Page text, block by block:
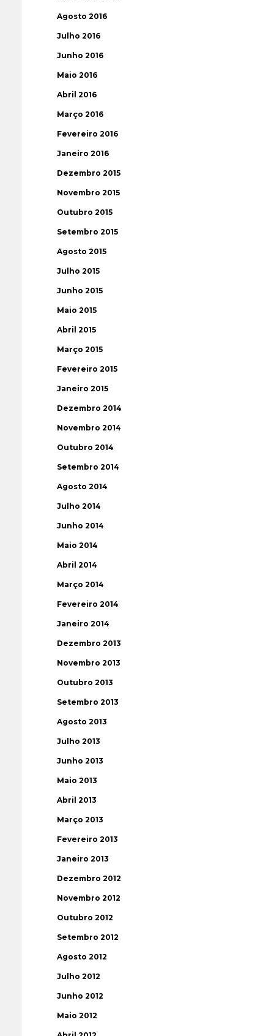
Agosto 2016
Julho 2016
Junho 2016
Maio 2016
Abril 2016
Março 2016
Fevereiro 2016
Janeiro 2016
Dezembro 2015
Novembro 2015
Outubro 2015
Setembro 2015
Agosto 2015
Julho 2015
Junho 2015
Maio 2015
Abril 2015
Março 2015
Fevereiro 2015
Janeiro 2015
Dezembro 2014
Novembro 2014
Outubro 2014
Setembro 2014
Agosto 2014
Julho 2014
Junho 2014
Maio 2014
Abril 2014
Março 2014
Fevereiro 2014
Janeiro 2014
Dezembro 2013
Novembro 2013
Outubro 2013
Setembro 2013
Agosto 2013
Julho 2013
Junho 2013
Maio 2013
Abril 2013
Março 2013
Fevereiro 2013
Janeiro 2013
Dezembro 2012
Novembro 2012
Outubro 2012
Setembro 2012
Agosto 2012
Julho 2012
Junho 2012
Maio 2012